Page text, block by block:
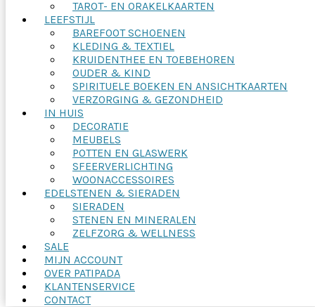
TAROT- EN ORAKELKAARTEN
LEEFSTIJL
BAREFOOT SCHOENEN
KLEDING & TEXTIEL
KRUIDENTHEE EN TOEBEHOREN
OUDER & KIND
SPIRITUELE BOEKEN EN ANSICHTKAARTEN
VERZORGING & GEZONDHEID
IN HUIS
DECORATIE
MEUBELS
POTTEN EN GLASWERK
SFEERVERLICHTING
WOONACCESSOIRES
EDELSTENEN & SIERADEN
SIERADEN
STENEN EN MINERALEN
ZELFZORG & WELLNESS
SALE
MIJN ACCOUNT
OVER PATIPADA
KLANTENSERVICE
CONTACT